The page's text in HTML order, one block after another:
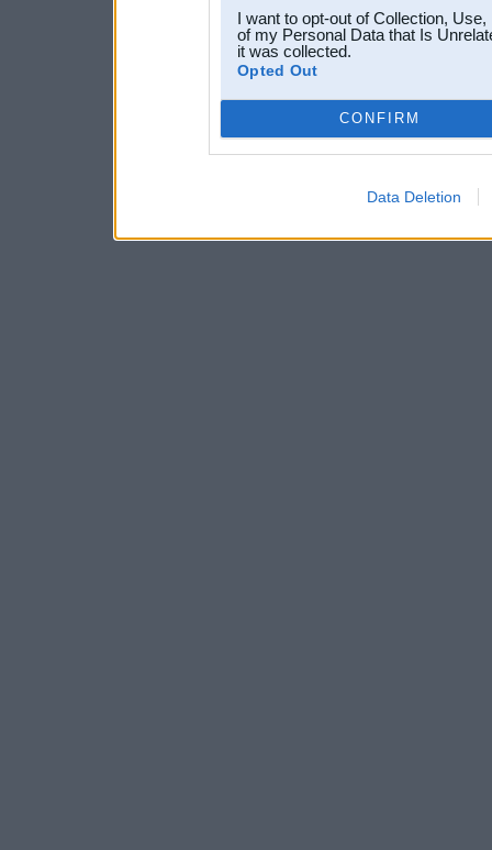
I want to opt-out of Collection,
of my Personal Data that Is
it was collected.
Opted Out
CONFIRM
Data Deletion